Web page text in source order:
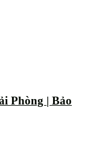
Phòng | Bảo